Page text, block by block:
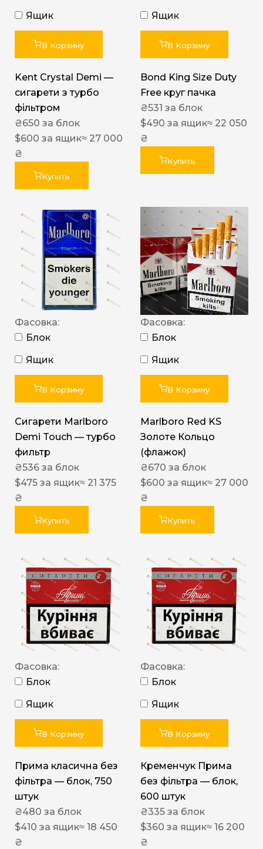
Ящик
В Корзину
Kent Crystal Demi —
сигарети з турбо
фільтром
₴650 за блок
$600 за ящик≈ 27 000
₴
Купить
Ящик
В Корзину
Bond King Size Duty
Free круг пачка
₴531 за блок
$490 за ящик≈ 22 050
₴
Купить
Фасовка:
Блок
Ящик
В Корзину
Сигарети Marlboro
Demi Touch — турбо
фильтр
₴536 за блок
$475 за ящик≈ 21 375
₴
Купить
Фасовка:
Блок
Ящик
В Корзину
Marlboro Red KS
Золоте Кольцо
(флажок)
₴670 за блок
$600 за ящик≈ 27 000
₴
Купить
Фасовка:
Блок
Ящик
В Корзину
Прима класична без
фільтра — блок, 750
штук
₴480 за блок
$410 за ящик≈ 18 450
₴
Фасовка:
Блок
Ящик
В Корзину
Кременчук Прима
без фільтра — блок,
600 штук
₴335 за блок
$360 за ящик≈ 16 200
₴